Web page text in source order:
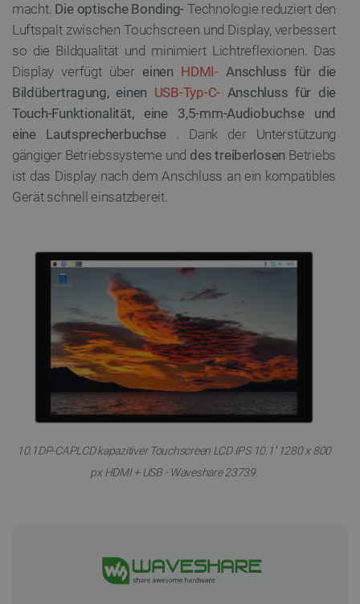
macht. Die optische Bonding- Technologie reduziert den
Luftspalt zwischen Touchscreen und Display, verbessert
so die Bildqualität und minimiert Lichtreflexionen. Das
Display verfügt über einen HDMI-Anschluss für die
Bildübertragung, einen USB-Typ-C- Anschluss für die
Touch-Funktionalität, eine 3,5-mm-Audiobuchse und
eine Lautsprecherbuchse . Dank der Unterstützung
gängiger Betriebssysteme und des treiberlosen Betriebs
ist das Display nach dem Anschluss an ein kompatibles
Gerät schnell einsatzbereit.
10.1DP-CAPLCD kapazitiver Touchscreen LCD IPS 10.1'' 1280 x 800
px HDMI + USB - Waveshare 23739.